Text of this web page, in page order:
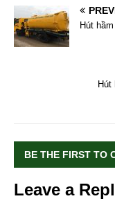
Hút
Hút
BE THE FIRST TO
Leave a